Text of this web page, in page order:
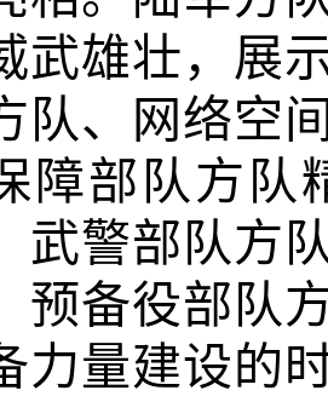
武雄壮，展
队、网络空
障部队方队
武警部队方
预备役部队
力量建设的